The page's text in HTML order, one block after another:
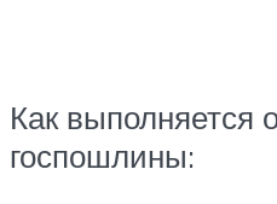
Как выполняется
госпошлины: